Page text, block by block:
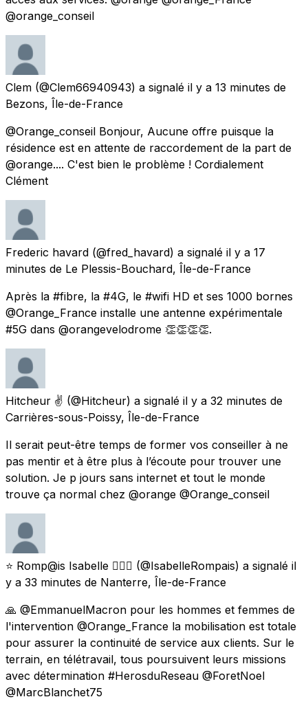
@orange_conseil
Clem (@Clem66940943) a signalé il y a 13 minutes de
Bezons, Île-de-France
@Orange_conseil Bonjour, Aucune offre puisque la
résidence est en attente de raccordement de la part de
@orange.... C'est bien le problème ! Cordialement
Clément
Frederic havard (@fred_havard) a signalé il y a 17
minutes de Le Plessis-Bouchard, Île-de-France
Après la #fibre, la #4G, le #wifi HD et ses 1000 bornes
@Orange_France installe une antenne expérimentale
#5G dans @orangevelodrome 👏👏👏👏.
Hitcheur ✌ (@Hitcheur) a signalé il y a 32 minutes de
Carrières-sous-Poissy, Île-de-France
Il serait peut-être temps de former vos conseiller à ne
pas mentir et à être plus à l’écoute pour trouver une
solution. Je p jours sans internet et tout le monde
trouve ça normal chez @orange @Orange_conseil
⭐️ Romp@is Isabelle 🧚🏻‍♂️ (@IsabelleRompais) a signalé il
y a 33 minutes de Nanterre, Île-de-France
🙏 @EmmanuelMacron pour les hommes et femmes de
l'intervention @Orange_France la mobilisation est totale
pour assurer la continuité de service aux clients. Sur le
terrain, en télétravail, tous poursuivent leurs missions
avec détermination #HerosduReseau @ForetNoel
@MarcBlanchet75